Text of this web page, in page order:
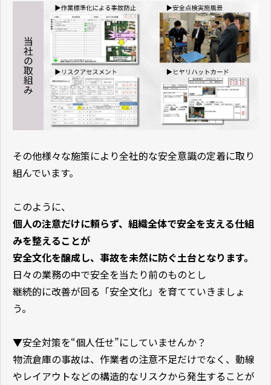
その他様々な施策により全社的な安全意識の定着に取り
組んでいます。
このように、
個人の注意だけに頼らず、組織全体で安全を支える仕組
みを整えることが
安全文化を醸成し、事故を未然に防ぐ土台となります。
日々の業務の中で安全を当たり前のものとし
継続的に改善が回る「安全文化」を育てていきましょ
う。
▼安全対策を“個人任せ”にしていませんか？
物流倉庫の事故は、作業者の注意不足だけでなく、動線
やレイアウトなどの構造的なリスクから発生することが